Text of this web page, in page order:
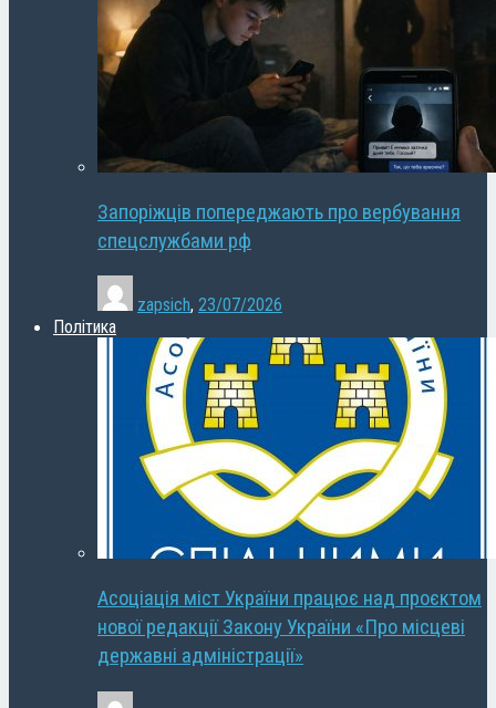
Запоріжців попереджають про вербування
спецслужбами рф
zapsich, 23/07/2026
Політика
Асоціація міст України працює над проєктом
нової редакції Закону України «Про місцеві
державні адміністрації»